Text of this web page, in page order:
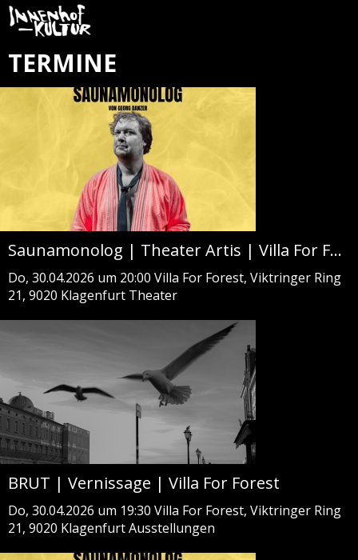
TERMINE
Saunamonolog | Theater Artis | Villa For Forest
Do, 30.04.2026 um 20:00 Villa For Forest, Viktringer Ring
21, 9020 Klagenfurt Theater
BRUT | Vernissage | Villa For Forest
Do, 30.04.2026 um 19:30 Villa For Forest, Viktringer Ring
21, 9020 KlagenfurtAusstellungen